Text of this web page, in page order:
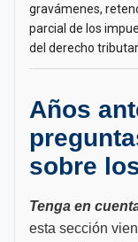
gravámenes,
parcial de los
del derecho
Años
sobre
Tenga en
esta sección